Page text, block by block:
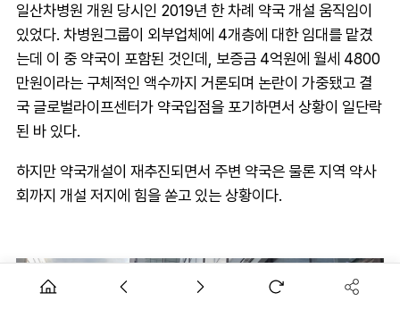
일산차병원 개원 당시인 2019년 한 차례 약국 개설 움직임이
있었다. 차병원그룹이 외부업체에 4개층에 대한 임대를 맡겼
는데 이 중 약국이 포함된 것인데, 보증금 4억원에 월세 4800
만원이라는 구체적인 액수까지 거론되며 논란이 가중됐고 결
국 글로벌라이프센터가 약국입점을 포기하면서 상황이 일단락
된 바 있다.
하지만 약국개설이 재추진되면서 주변 약국은 물론 지역 약사
회까지 개설 저지에 힘을 쏟고 있는 상황이다.